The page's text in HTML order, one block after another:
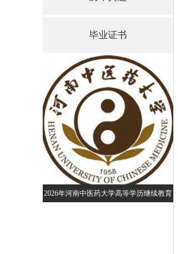
毕业证书
2026年河南中医药大学高等学历继续教育